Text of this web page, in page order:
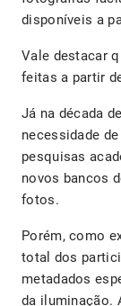
disponíveis a
Vale destacar
feitas a partir
Já na década
necessidade
pesquisas
novos bancos
fotos.
Porém, como
total dos
metadados
da iluminação.